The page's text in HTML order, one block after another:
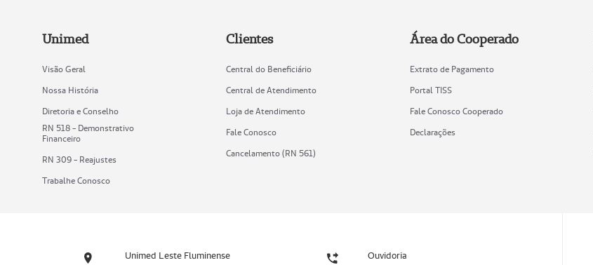
Unimed
Visão Geral
Nossa História
Diretoria e Conselho
RN 518 - Demonstrativo
Financeiro
RN 309 - Reajustes
Trabalhe Conosco
Clientes
Central do Beneficiário
Central de Atendimento
Loja de Atendimento
Fale Conosco
Cancelamento (RN 561)
Área do Cooperado
Extrato de Pagamento
Portal TISS
Fale Conosco Cooperado
Declarações
Unimed Leste Fluminense Ouvidoria